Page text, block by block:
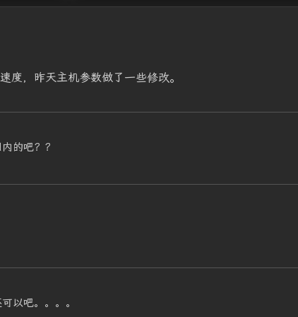
度，昨天主机参数做了一些修改。
的吧？？
以吧。。。。